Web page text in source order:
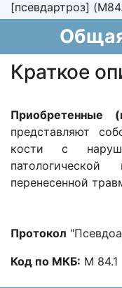
[псевдартроз]
Краткое
Приобретенные
представляют
кости с
перенесенной
Протокол
Код по МКБ: М 84.1